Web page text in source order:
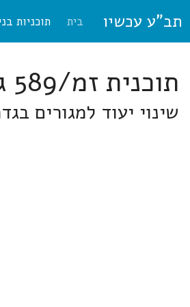
תב"ע עכשיו בית תוכניות
תוכנית זמ/589 גדרה
שינוי יעוד למגורים